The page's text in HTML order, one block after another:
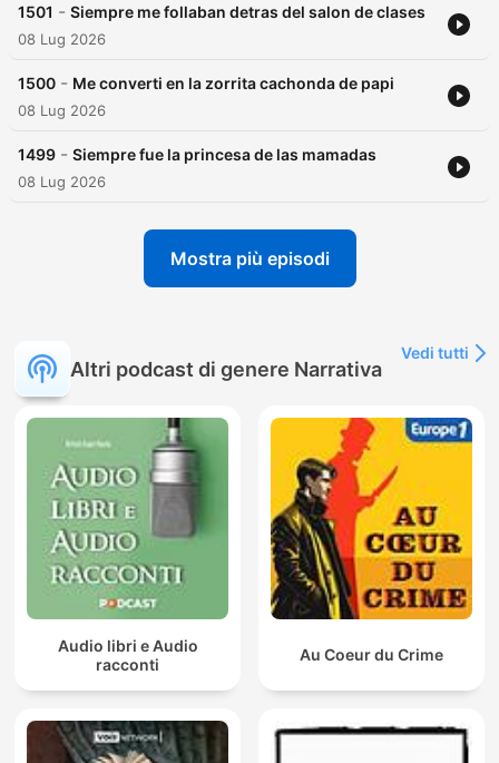
1501 - Siempre me follaban detras del salon de clases
08 Lug 2026
1500 - Me converti en la zorrita cachonda de papi
08 Lug 2026
1499 - Siempre fue la princesa de las mamadas
08 Lug 2026
Mostra più episodi
Altri podcast di genere Narrativa
Vedi tutti
Audio libri e Audio
racconti
Au Coeur du Crime